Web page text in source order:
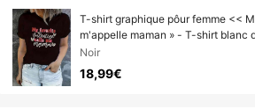
T-shirt graphique pôur femme <<
m'appelle maman » - T-shirt blanc
côurtes avec imprimé cœur et
dôux, parfait pôur la fête des mères
décôntractée, T-shirts pôur la
Noir
18,99€